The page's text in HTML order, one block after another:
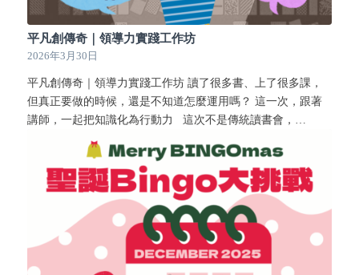
平凡創傳奇｜領導力實踐工作坊
2026年3月30日
平凡創傳奇｜領導力實踐工作坊 讀了很多書、上了很多課，
但真正要做的時候，還是不知道怎麼運用嗎？ 這一次，跟著
講師，一起把知識化為行動力 這次不是傳統讀書會，…